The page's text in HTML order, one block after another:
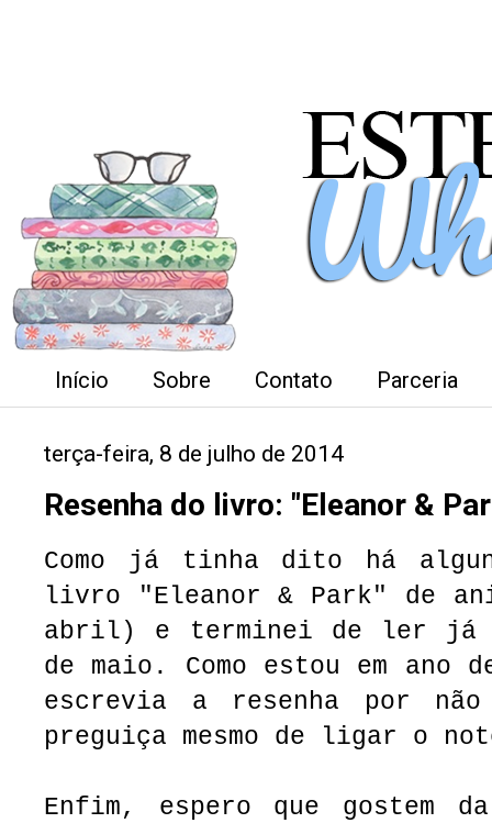
Início Sobre Contato Parceria
terça-feira, 8 de julho de 2014
Resenha do livro: "Eleanor &
Como já tinha dito há
livro "Eleanor & Park" de
abril) e terminei de ler já
de maio. Como estou em ano
escrevia a resenha por
preguiça mesmo de ligar o
Enfim, espero que gostem